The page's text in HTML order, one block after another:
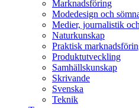
Marknadsföring
Modedesign och
Medier, journalistik
Naturkunskap
Praktisk
Produktutveckling
Samhällskunskap
Skrivande
Svenska
Teknik